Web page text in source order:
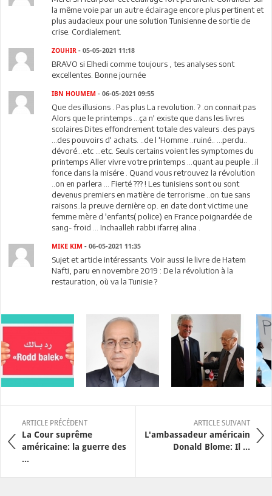
la même voie par un autre éclairage encore plus pertinent et
plus audacieux pour une solution Tunisienne de sortie de
crise. Cordialement.
ZOUHIR - 05-05-2021 11:18
BRAVO si Elhedi comme toujours , tes analyses sont
excellentes. Bonne journée
IBN HOUMEM- 06-05-2021 09:55
Que des illusions . Pas plus La revolution. ? .on connait pas
Alors que le printemps ...ça n' existe que dans les livres
scolaires Dites effondrement totale des valeurs .des pays
...des pouvoirs d' achats. ..de l 'Homme ..ruiné.. ...perdu..
dévoré...etc ...etc. Seuls certains voient les symptomes du
printemps Aller vivre votre printemps ...quant au peuple ..il
fonce dans la misére . Quand vous retrouvez la révolution
..on en parlera ... Fierté ??? ! Les tunisiens sont ou sont
devenus premiers en matière de terrorisme ..on tue sans
raisons..la preuve dernière op. en date dont victime une
femme mère d 'enfants( police) en France poignardée de
sang- froid ... Inchaalleh rabbi ifarrej alina .
MIKE KIM - 06-05-2021 11:35
Sujet et article intéressants. Voir aussi le livre de Hatem
Nafti, paru en novembre 2019 : De la révolution à la
restauration, où va la Tunisie ?
ARTICLE PRÉCÉDENT
La Cour suprême
américaine: la guerre des
...
ARTICLE SUIVANT
L'ambassadeur américain
Donald Blome: Il ...